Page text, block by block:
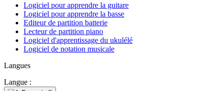
Logiciel pour apprendre la guitare
Logiciel pour apprendre la basse
Editeur de partition batterie
Lecteur de partition piano
Logiciel d'apprentissage du ukulélé
Logiciel de notation musicale
Langues
Langue :